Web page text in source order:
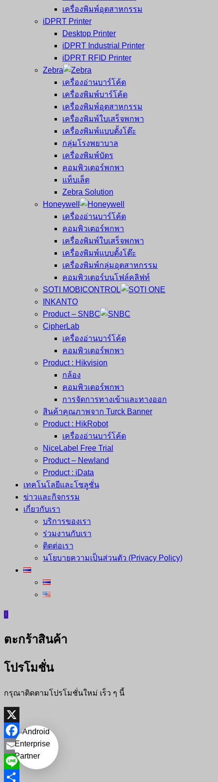
เครื่องพิมพ์อุตสาหกรรม
iDPRT Printer
Desktop Printer
iDPRT Industrial Printer
iDPRT RFID Printer
Zebra
เครื่องอ่านบาร์โค้ด
เครื่องพิมพ์บาร์โค้ด
เครื่องพิมพ์อุตสาหกรรม
เครื่องพิมพ์ใบเสร็จพกพา
เครื่องพิมพ์แบบตั้งโต๊ะ
กลุ่มโรงพยาบาล
เครื่องพิมพ์บัตร
คอมพิวเตอร์พกพา
แท็บเล็ต
Zebra Solution
Honeywell
เครื่องอ่านบาร์โค้ด
คอมพิวเตอร์พกพา
เครื่องพิมพ์ใบเสร็จพกพา
เครื่องพิมพ์แบบตั้งโต๊ะ
เครื่องพิมพ์กลุ่มอุตสาหกรรม
คอมพิวเตอร์บนโฟล์คลิฟท์
SOTI MOBICONTROL
INKANTO
Product – SNBC
CipherLab
เครื่องอ่านบาร์โค้ด
คอมพิวเตอร์พกพา
Product : Hikvision
กล้อง
คอมพิวเตอร์พกพา
การจัดการทางเข้าและทางออก
สินค้าคุณภาพจาก Turck Banner
Product : HikRobot
เครื่องอ่านบาร์โค้ด
NiceLabel Free Trial
Product – Newland
Product : iData
เทคโนโลยีและโซลูชั่น
ข่าวและกิจกรรม
เกี่ยวกับเรา
บริการของเรา
ร่วมงานกับเรา
ติดต่อเรา
นโยบายความเป็นส่วนตัว (Privacy Policy)
0
ตะกร้าสินค้า
โปรโมชั่น
กรุณาติดตามโปรโมชั่นใหม่ เร็ว ๆ นี้
X
Facebook
Email
Line